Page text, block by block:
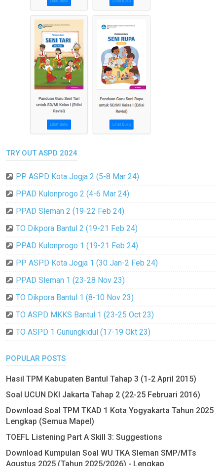
TRY OUT ASPD 2024
PP ASPD Kota Jogja 2 (5-8 Mar 24)
PPAD Kulonprogo 2 (4-6 Mar 24)
PPAD Sleman 2 (19-22 Feb 24)
TO Dikpora Bantul 2 (19-21 Feb 24)
PPAD Kulonprogo 1 (19-21 Feb 24)
PP ASPD Kota Jogja 1 (30 Jan-2 Feb 24)
PPAD Sleman 1 (23-28 Nov 23)
TO Dikpora Bantul 1 (8-10 Nov 23)
TO ASPD MKKS Bantul 1 (23-25 Oct 23)
TO ASPD 1 Gunungkidul (17-19 Okt 23)
POPULAR POSTS
Hasil TPM Kabupaten Bantul Tahap 3 (1-2 April 2015)
Soal UCUN DKI Jakarta Tahap 2 (22-25 Februari 2016)
Download Soal TPM TKAD 1 Kota Yogyakarta Tahun 2025
Lengkap (Semua Mapel)
TOEFL Listening Part A Skill 3: Suggestions
Download Kumpulan Soal WU TKA Sleman SMP/MTs
Agustus 2025 (Tahun 2025/2026) - Lengkap